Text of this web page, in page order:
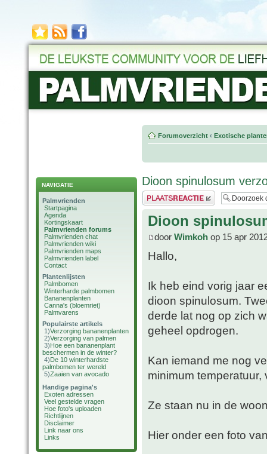
NAVIGATIE
Palmvrienden
Startpagina
Agenda
Kortingskaart
Palmvrienden forums
Palmvrienden chat
Palmvrienden wiki
Palmvrienden maps
Palmvrienden label
Contact
Plantenlijsten
Palmbomen
Winterharde palmbomen
Bananenplanten
Canna's (bloemriet)
Palmvarens
Populairste artikels
1)Verzorging bananenplanten
2)Verzorging van palmen
3)Hoe een bananenplant
beschermen in de winter?
4)De 10 winterhardste
palmbomen ter wereld
5)Zaaien van avocado
Handige pagina's
Exoten adressen
Veel gestelde vragen
Hoe foto's uploaden
Richtlijnen
Disclaimer
Link naar ons
Links
Forumoverzicht ‹ Exotische
Dioon spinulosum
Plaats een reactie
Dioon
door Wimkoh op 15 apr
Hallo,
Ik heb eind vorig jaar
dioon spinulosum.
derde lat nog op zich
geheel opdrogen.
Kan iemand me nog
minimum
Ze staan nu in de
Hier onder een foto